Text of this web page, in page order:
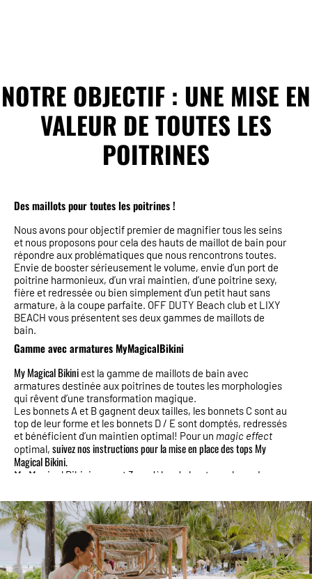
NOTRE OBJECTIF : UNE MISE EN
VALEUR DE TOUTES LES
POITRINES
Des maillots pour toutes les poitrines !
Nous avons pour objectif premier de magnifier tous les seins
et nous proposons pour cela des hauts de maillot de bain pour
répondre aux problématiques que nous rencontrons toutes.
Envie de booster sérieusement le volume, envie d’un port de
poitrine harmonieux, d’un vrai maintien, d’une poitrine sexy,
fière et redressée ou bien simplement d’un petit haut sans
armature, à la coupe parfaite. OFF DUTY Beach club et LIXY
BEACH vous présentent ses deux gammes de maillots de
bain.
Gamme avec armatures MyMagicalBikini
My Magical Bikini est la gamme de maillots de bain avec
armatures destinée aux poitrines de toutes les morphologies
qui rêvent d’une transformation magique.
Les bonnets A et B gagnent deux tailles, les bonnets C sont au
top de leur forme et les bonnets D / E sont domptés, redressés
et bénéficient d’un maintien optimal! Pour un magic effect
optimal, suivez nos instructions pour la mise en place des tops My
Magical Bikini.
My Magical Bikini ce sont 3 modèles de hauts push-up. Le
limites du sexy, le modèle FRANCKIE, légèrement plus sage,
un classique revisité et le modèle ALEXIA, un inédit
incontournable des plages branchées. Le tout dans trois
couleurs magiques! Un rose Barbie impertinent, un orange
acide percutant, un bleu “blue is the new black” majestueux.
Gamme sans armaturesElle s’adresse à toutes les filles qui